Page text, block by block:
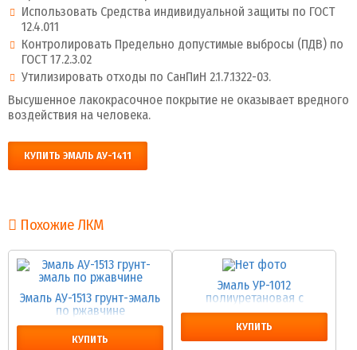
Использовать Средства индивидуальной защиты по ГОСТ
12.4.011
Контролировать Предельно допустимые выбросы (ПДВ) по
ГОСТ 17.2.3.02
Утилизировать отходы по СанПиН 2.1.7.1322-03.
Высушенное лакокрасочное покрытие не оказывает вредного
воздействия на человека.
КУПИТЬ ЭМАЛЬ АУ-1411
Похожие ЛКМ
Эмаль АУ-1513 грунт-эмаль
по ржавчине
КУПИТЬ
Эмаль УР-1012
полиуретановая с
отвердителем
КУПИТЬ